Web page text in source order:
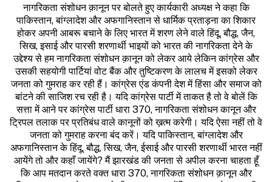
नागरिकता संशोधन क़ानून पर बोलते हुए कार्यकारी अध्यक्ष ने कहा कि
पाकिस्तान, बांग्लादेश और अफगानिस्तान से धार्मिक प्रताड़ना का शिकार
होकर अपनी आबरू बचाने के लिए भारत में शरण लेने वाले हिंदू, बौद्ध, जैन,
सिख, इसाई और पारसी शरणार्थी भाइयों को भारत की नागरिकता देने के
उद्देश्य से हम नागरिकता संशोधन क़ानून को लेकर आये लेकिन कांग्रेस और
उसकी सहयोगी पार्टियां वोट बैंक और तुष्टिकरण के लालच में इसको लेकर
जनता को गुमराह कर रही हैं। कांग्रेस एंड कंपनी देश में हिंसा और समाज को
बांटने की साजिश रच रही है। यदि कांग्रेस पार्टी में ताकत है तो वे बोलें कि
सत्ता में आने पर कांग्रेस पार्टी धारा 370, नागरिकता संशोधन कानून और
ट्रिपल तलाक पर प्रतिबंध वाले कानूनों को ख़त्म करेगी। यदि ऐसा नहीं तो वे
जनता को गुमराह करना बंद करें। यदि पाकिस्तान, बांग्लादेश और
अफगानिस्तान के हिंदू, बौद्ध, सिख, जैन, ईसाई और पारसी शरणार्थी भारत नहीं
आयेंगे तो और कहाँ जायेंगे? मैं झारखंड की जनता से अपील करना चाहता हूँ
कि आप मतदान करते वक्त धारा 370, नागरिकता संशोधन क़ानून और